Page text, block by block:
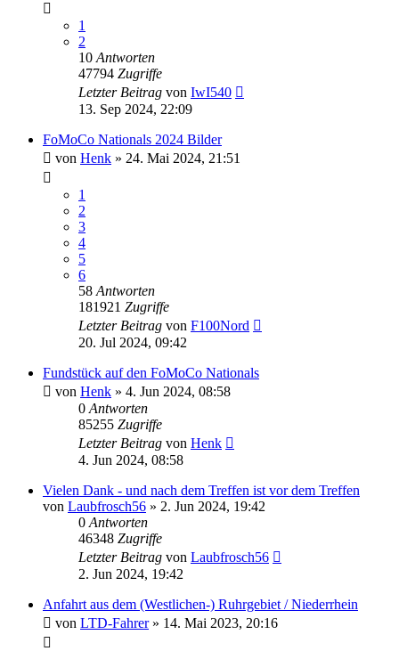
1
2
10 Antworten
47794 Zugriffe
Letzter Beitrag von IwI540
13. Sep 2024, 22:09
FoMoCo Nationals 2024 Bilder
von Henk » 24. Mai 2024, 21:51
1
2
3
4
5
6
58 Antworten
181921 Zugriffe
Letzter Beitrag von F100Nord
20. Jul 2024, 09:42
Fundstück auf den FoMoCo Nationals
von Henk » 4. Jun 2024, 08:58
0 Antworten
85255 Zugriffe
Letzter Beitrag von Henk
4. Jun 2024, 08:58
Vielen Dank - und nach dem Treffen ist vor dem Treffen
von Laubfrosch56 » 2. Jun 2024, 19:42
0 Antworten
46348 Zugriffe
Letzter Beitrag von Laubfrosch56
2. Jun 2024, 19:42
Anfahrt aus dem (Westlichen-) Ruhrgebiet / Niederrhein
von LTD-Fahrer» 14. Mai 2023, 20:16